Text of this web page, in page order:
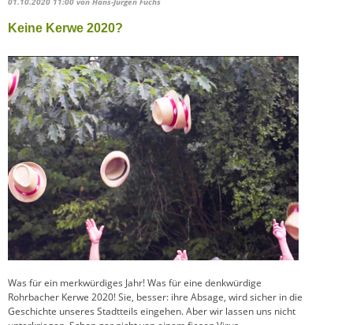
Keine Kerwe 2020?
Was für ein merkwürdiges Jahr! Was für eine denkwürdige
Rohrbacher Kerwe 2020! Sie, besser: ihre Absage, wird sicher in die
Geschichte unseres Stadtteils eingehen. Aber wir lassen uns nicht